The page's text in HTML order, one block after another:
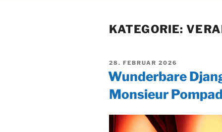
KATEGORIE:
VERÖFFENTLICHT
AM
28. FEBRUAR 2026
Wunderbare
Monsieur